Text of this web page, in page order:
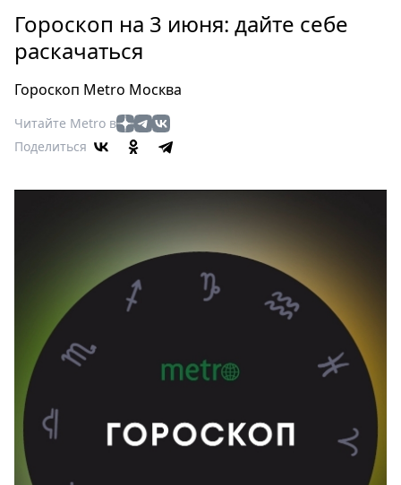
Россия
Мир
Еда
Туризм
Мода
Выставки
Пресс-
О
Спецпроекты
Звезды
Гороскоп на 3 июня: дайте себе
раскачаться
Гороскоп Metro Москва
Читайте Metro в
Поделиться